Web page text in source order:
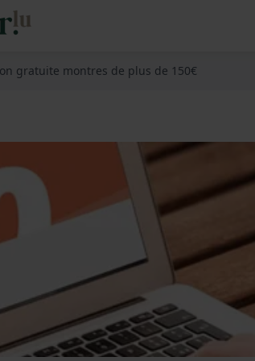
gratuite montres de plus de 150€